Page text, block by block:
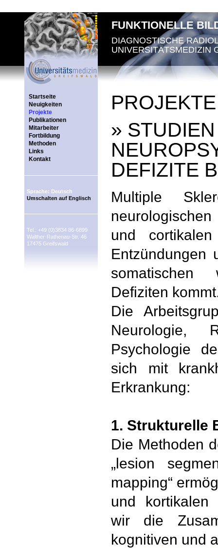
FUNKTIONELLE
DIAGNOSTISCHE
UNIVERSITÄTSMEDIZIN
Startseite
Neuigkeiten
Projekte
Publikationen
Mitarbeiter
Fortbildung
Methoden
Links
Kontakt
Sprache: Deutsch
Umschalten auf Englisch
Tel.: +49 (0)3834 86-6899
Walther-Rathenau-Str. 46
17475 Greifswald
PROJEKTE
»
DEFIZITE
Multiple
und
Entzündungen
somatischen
Defiziten
Die
Neurologie,
Psychologie
sich mit
Erkrankung:
1. Strukturelle
Die Methoden
„lesion
mapping“
und kortikalen
wir die
kognitiven und